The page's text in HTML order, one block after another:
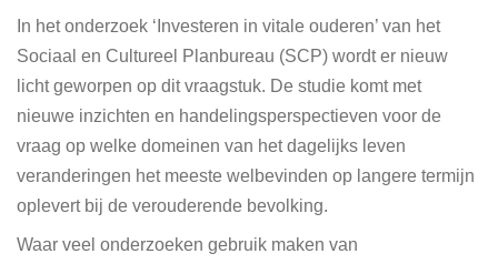
In het onderzoek ‘Investeren in vitale ouderen’ van het
Sociaal en Cultureel Planbureau (SCP) wordt er nieuw
licht geworpen op dit vraagstuk. De studie komt met
nieuwe inzichten en handelingsperspectieven voor de
vraag op welke domeinen van het dagelijks leven
veranderingen het meeste welbevinden op langere termijn
oplevert bij de verouderende bevolking.
Waar veel onderzoeken gebruik maken van